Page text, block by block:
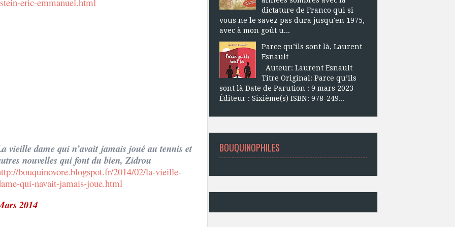
vieille dame qui n’avait jamais joué au tennis et
nouvelles qui font du bien, Zidrou
bouquinovore.blogspot.fr/2014/02/la-vieille-
qui-navait-jamais-joue.html
2014
dictature de Franco qui si
vous ne le savez pas dura jusqu'en 1975,
avec à mon goût u...
Parce qu’ils sont là, Laurent
Esnault
Auteur: Laurent Esnault
Titre Original: Parce qu’ils
sont là Date de Parution : 9 mars 2023
Éditeur : Sixième(s) ISBN: 978-249...
BOUQUINOPHILES